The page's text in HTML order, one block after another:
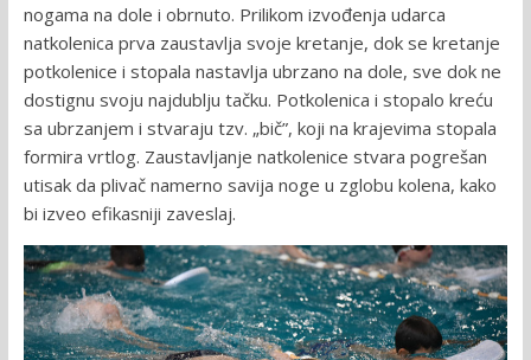
nogama na dole i obrnuto. Prilikom izvođenja udarca
natkolenica prva zaustavlja svoje kretanje, dok se kretanje
potkolenice i stopala nastavlja ubrzano na dole, sve dok ne
dostignu svoju najdublju tačku. Potkolenica i stopalo kreću
sa ubrzanjem i stvaraju tzv. „bič”, koji na krajevima stopala
formira vrtlog. Zaustavljanje natkolenice stvara pogrešan
utisak da plivač namerno savija noge u zglobu kolena, kako
bi izveo efikasniji zaveslaj.